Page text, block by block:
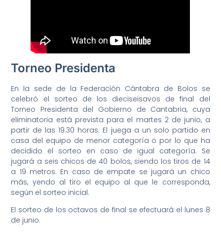
Torneo Presidenta
En la sede de la Federación Cántabra de Bolos se
celebró el sorteo de los dieciseisavos de final del
Torneo Presidenta del Gobierno de Cantabria, cuya
eliminatoria está prevista para el martes 2 de junio, a
partir de las 19.30 horas. El juega a un solo partido en
casa del equipo de menor categoría o por lo que ha
decidido el sorteo en caso de igual categoría. Se
jugará a seis chicos de 40 bolos, siendo los tiros de 14
a 19 metros. En caso de empate se jugará un chico
más, yendo al tiro el equipo al que le corresponda,
según el sorteo inicial.
El sorteo de los octavos de final se efectuará el lunes 8
de junio.